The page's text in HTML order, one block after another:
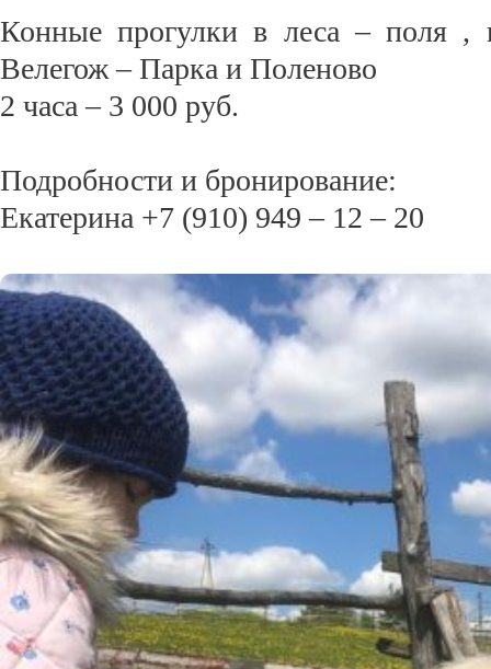
Конные прогулки в леса – поля
Велегож – Парка и Поленово
2 часа – 3 000 руб.
Подробности и бронирование:
Екатерина +7 (910) 949 – 12 – 20